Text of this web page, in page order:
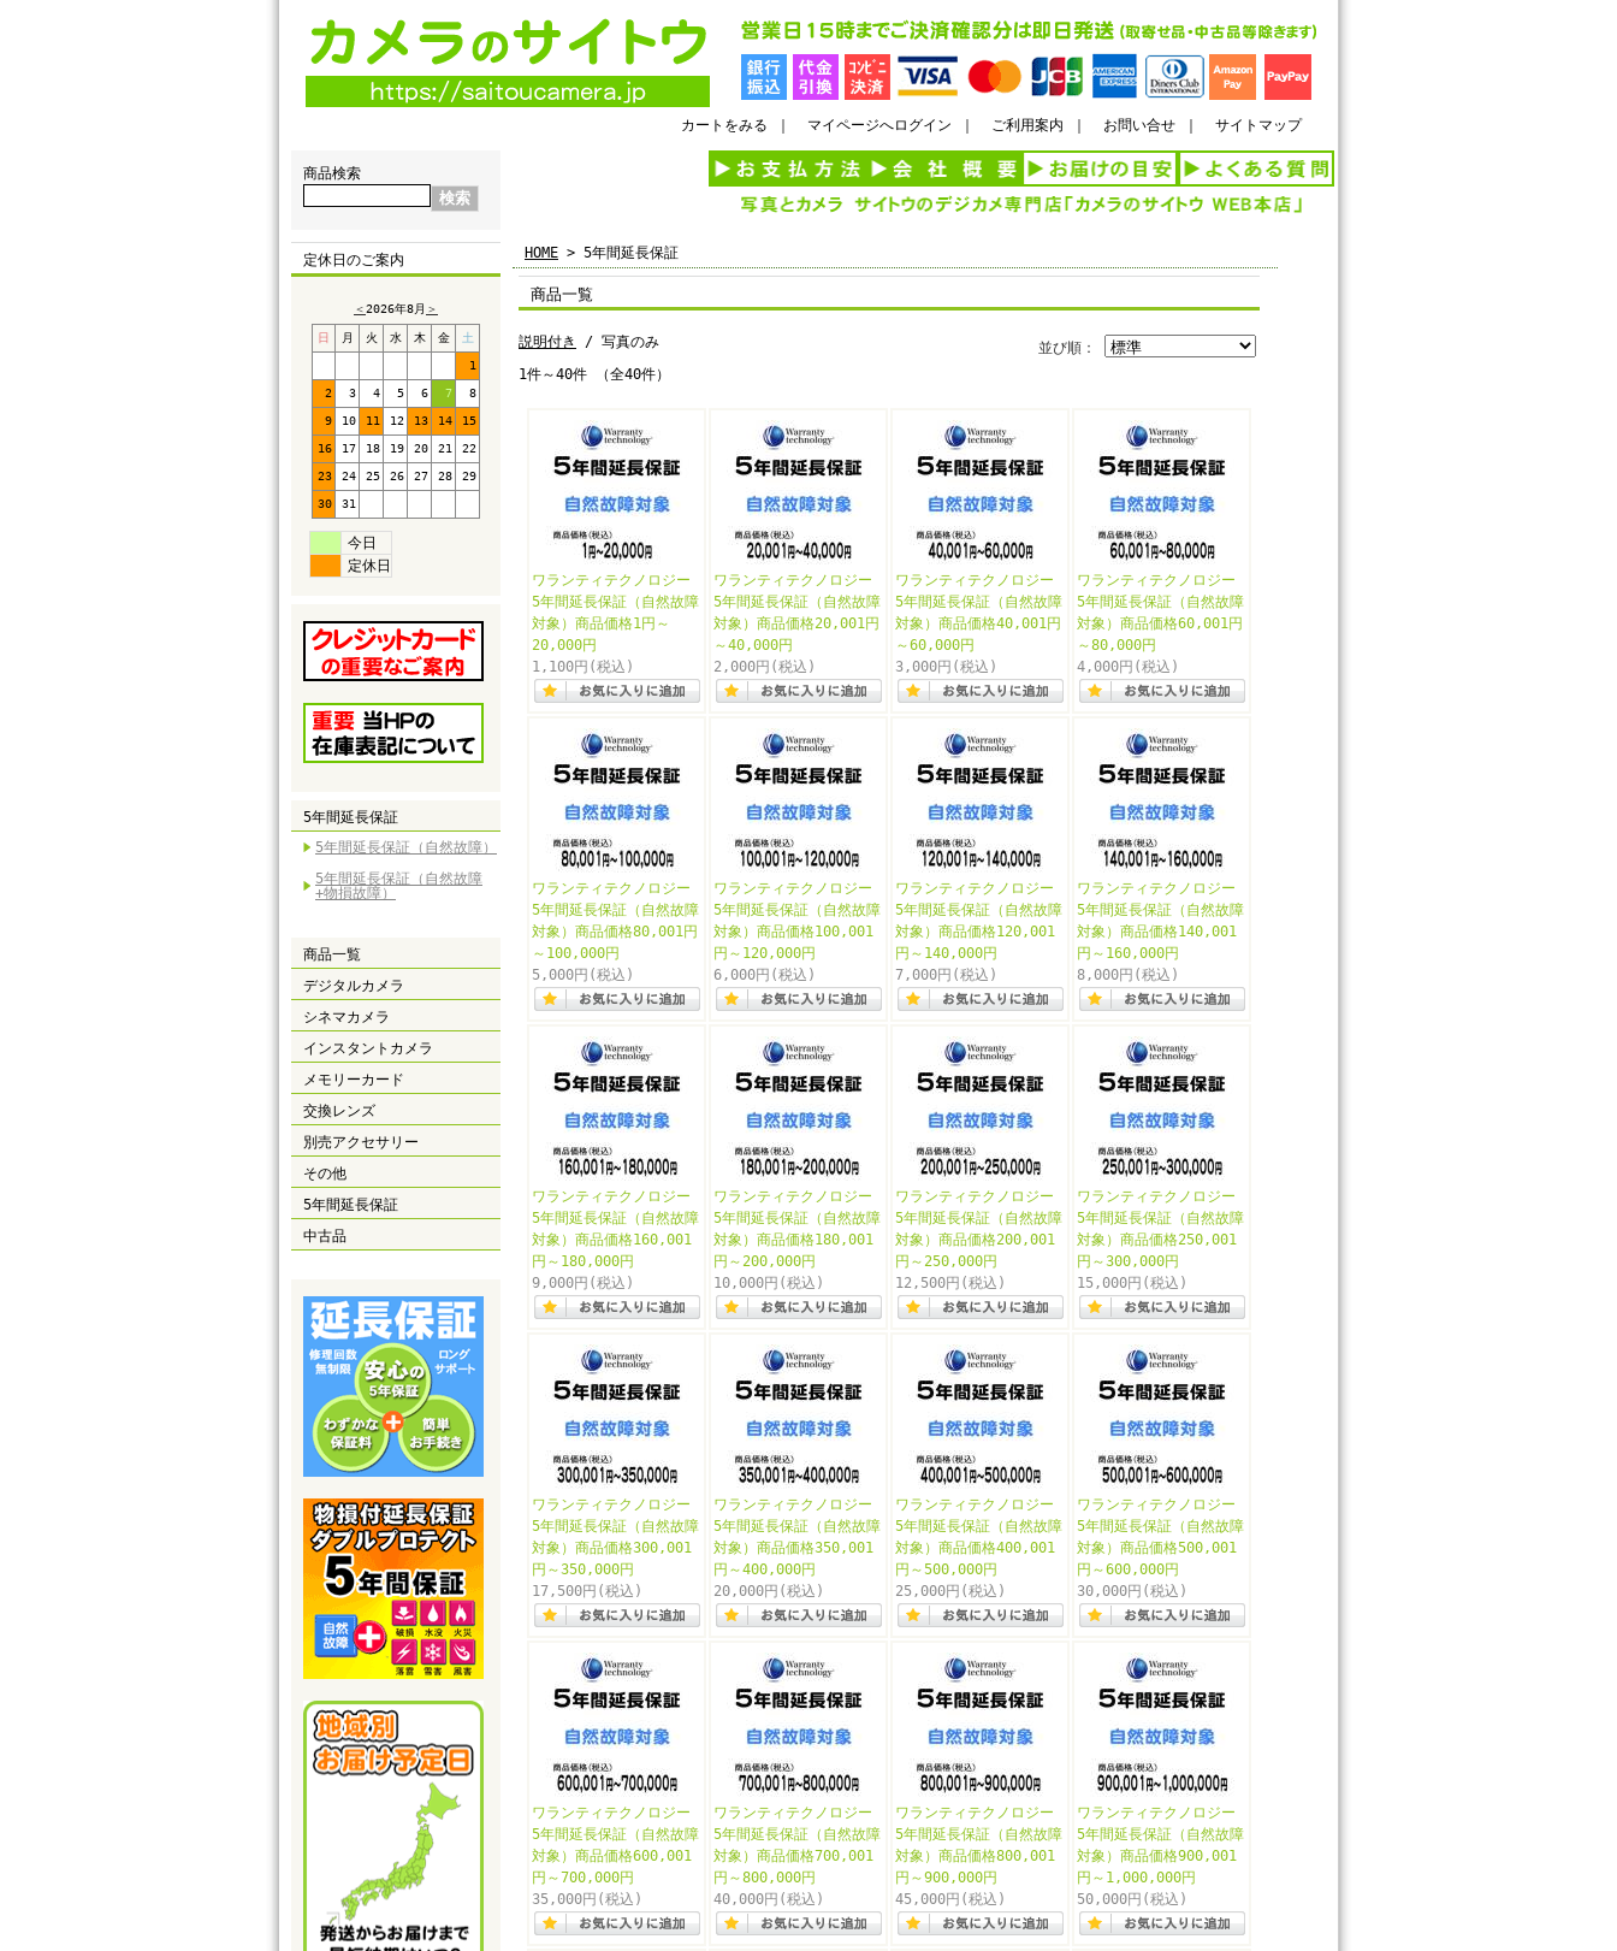
カートをみる マイページへログイン ご利用案内 お問い合せ サイトマップ
商品検索
定休日のご案内
＜2026年8月 ＞
日 月 火 水 木 金 土
1
2 3 4 5 6 7 8
9 10 11 12 13 14 15
16 17 18 19 20 21 22
23 24 25 26 27 28 29
30 31
今日
定休日
5年間延長保証
5年間延長保証（自然故障）
5年間延長保証（自然故障
+物損故障）
商品一覧
デジタルカメラ
シネマカメラ
インスタントカメラ
メモリーカード
交換レンズ
別売アクセサリー
その他
5年間延長保証
中古品
HOME > 5年間延長保証
商品一覧
並び順：
説明付き
/ 写真のみ
1件～40件 （全40件）
ワランティテクノロジー
5年間延長保証（自然故障
対象）商品価格1円～
20,000円
1,100円 (税込)
ワランティテクノロジー
5年間延長保証（自然故障
対象）商品価格20,001円
～40,000円
2,000円 (税込)
ワランティテクノロジー
5年間延長保証（自然故障
対象）商品価格40,001円
～60,000円
3,000円 (税込)
ワランティテクノロジー
5年間延長保証（自然故障
対象）商品価格60,001円
～80,000円
4,000円 (税込)
ワランティテクノロジー
5年間延長保証（自然故障
対象）商品価格80,001円
～100,000円
5,000円 (税込)
ワランティテクノロジー
5年間延長保証（自然故障
対象）商品価格100,001
円～120,000円
6,000円 (税込)
ワランティテクノロジー
5年間延長保証（自然故障
対象）商品価格120,001
円～140,000円
7,000円 (税込)
ワランティテクノロジー
5年間延長保証（自然故障
対象）商品価格140,001
円～160,000円
8,000円 (税込)
ワランティテクノロジー
5年間延長保証（自然故障
対象）商品価格160,001
円～180,000円
9,000円 (税込)
ワランティテクノロジー
5年間延長保証（自然故障
対象）商品価格180,001
円～200,000円
10,000円 (税込)
ワランティテクノロジー
5年間延長保証（自然故障
対象）商品価格200,001
円～250,000円
12,500円 (税込)
ワランティテクノロジー
5年間延長保証（自然故障
対象）商品価格250,001
円～300,000円
15,000円 (税込)
ワランティテクノロジー
5年間延長保証（自然故障
対象）商品価格300,001
円～350,000円
17,500円 (税込)
ワランティテクノロジー
5年間延長保証（自然故障
対象）商品価格350,001
円～400,000円
20,000円 (税込)
ワランティテクノロジー
5年間延長保証（自然故障
対象）商品価格400,001
円～500,000円
25,000円 (税込)
ワランティテクノロジー
5年間延長保証（自然故障
対象）商品価格500,001
円～600,000円
30,000円 (税込)
ワランティテクノロジー
5年間延長保証（自然故障
対象）商品価格600,001
円～700,000円
35,000円 (税込)
ワランティテクノロジー
5年間延長保証（自然故障
対象）商品価格700,001
円～800,000円
40,000円 (税込)
ワランティテクノロジー
5年間延長保証（自然故障
対象）商品価格800,001
円～900,000円
45,000円 (税込)
ワランティテクノロジー
5年間延長保証（自然故障
対象）商品価格900,001
円～1,000,000円
50,000円 (税込)